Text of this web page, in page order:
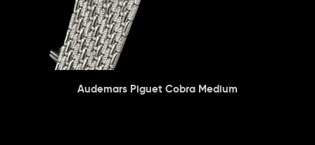
Audemars Piguet Cobra Medium